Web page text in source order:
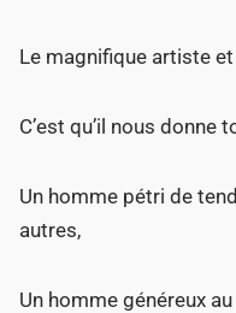
Le magnifique artiste
C’est qu’il nous donne
Un homme pétri de
autres,
Un homme généreux